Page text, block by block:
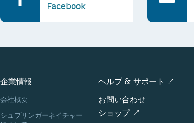
Facebook
企業情報
会社概要
シュプリンガーネイチャー
ヘルプ & サポート ↗
お問い合わせ
ショップ ↗